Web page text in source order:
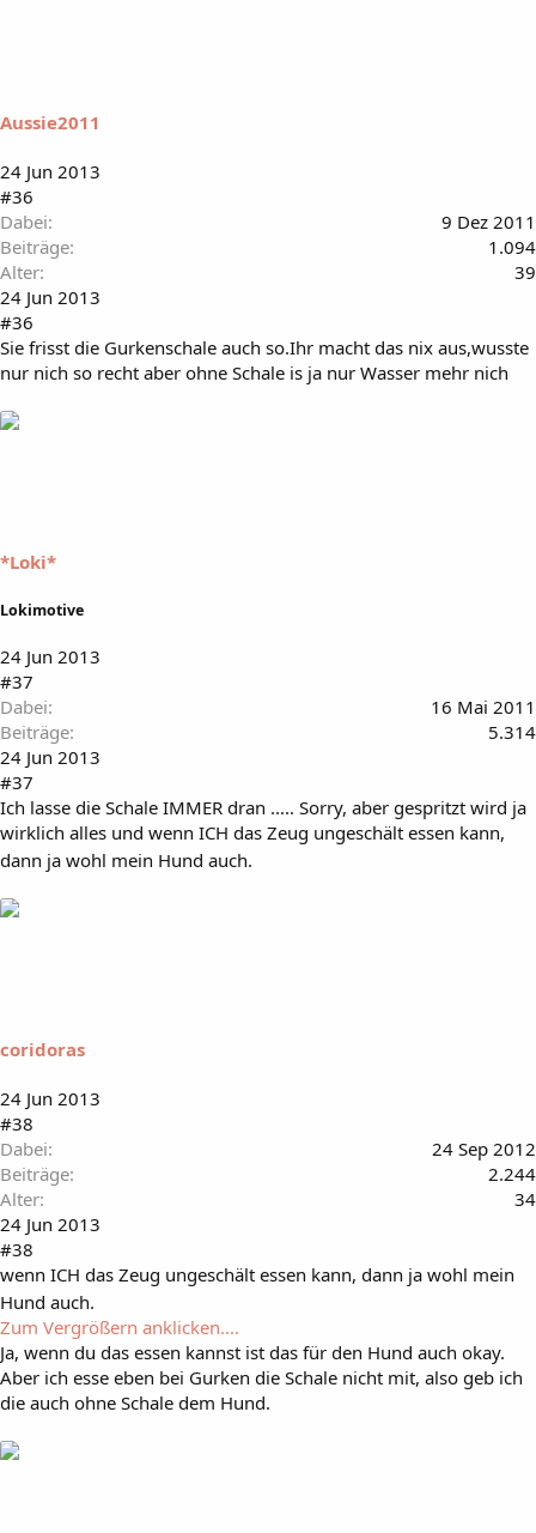
Aussie2011
24 Jun 2013
#36
Dabei
9 Dez 2011
Beiträge
1.094
Alter
39
24 Jun 2013
#36
Sie frisst die Gurkenschale auch so.Ihr macht das nix aus,wusste
nur nich so recht aber ohne Schale is ja nur Wasser mehr nich
*Loki*
Lokimotive
24 Jun 2013
#37
Dabei
16 Mai 2011
Beiträge
5.314
24 Jun 2013
#37
Ich lasse die Schale IMMER dran ..... Sorry, aber gespritzt wird ja
wirklich alles und wenn ICH das Zeug ungeschält essen kann,
dann ja wohl mein Hund auch.
coridoras
24 Jun 2013
#38
Dabei
24 Sep 2012
Beiträge
2.244
Alter
34
24 Jun 2013
#38
wenn ICH das Zeug ungeschält essen kann, dann ja wohl mein
Hund auch.
Zum Vergrößern anklicken....
Ja, wenn du das essen kannst ist das für den Hund auch okay.
Aber ich esse eben bei Gurken die Schale nicht mit, also geb ich
die auch ohne Schale dem Hund.